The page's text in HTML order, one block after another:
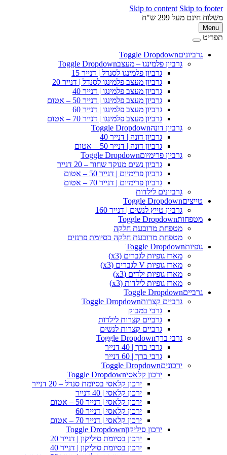
Skip to content Skip to
מעל 299 ש"ח
גרביוניםToggle Dropdown
גרביון פלמינגו – מעצבToggle Dropdown
גרביון פלמינגו לסנדל | דנייר 15
גרביון מעצב פלמינגו לסנדל | דנייר 20
גרביון מעצב פלמינגו | דנייר 40
גרביון מעצב פלמינגו | דנייר 50 – אטום
גרביון מעצב פלמינגו | דנייר 60
גרביון מעצב פלמינגו | דנייר 70 – אטום
גרביון דונהToggle Dropdown
גרביון דונה | דנייר 40
גרביון דונה | דנייר 50 – אטום
גרביון פרימיוםToggle Dropdown
גרביון נשים מנוקד שחור – 20 דנייר
גרביון פרימיום | דנייר 50 – אטום
גרביון פרימיום | דנייר 70 – אטום
גרביונים לילדות
טייצים Toggle Dropdown
גרביון טייץ לנשים | דנייר 160
מטפחותToggle Dropdown
מטפחת מרובעת חלקה
מטפחת מרובעת חלקה בסיומת פרנזים
גופיות
Toggle Dropdown
מארז גופיות לגברים (x3)
מארז גופיות V לגברים (x3)
מארז גופיות ילדים (x3)
מארז גופיות לילדות (x3)
גרביים Toggle Dropdown
גרביים קצרות Toggle Dropdown
גרבי במבוק
גרביים קצרות לילדות
גרביים קצרות לנשים
גרבי ברךToggle Dropdown
גרבי ברך | 40 דנייר
גרבי ברך | 60 דנייר
ירכוניםToggle Dropdown
ירכון קלאסי Toggle Dropdown
ירכון קלאסי בסיומת סנדל – 20 דנייר
ירכון קלאסי | 40 דנייר
ירכון קלאסי | דנייר 50 – אטום
ירכון קלאסי | דנייר 60
ירכון קלאסי | דנייר 70 – אטום
ירכון סיליקוןToggle Dropdown
ירכון בסיומת סיליקון | דנייר 20
ירכון בסיומת סיליקון | דנייר 40